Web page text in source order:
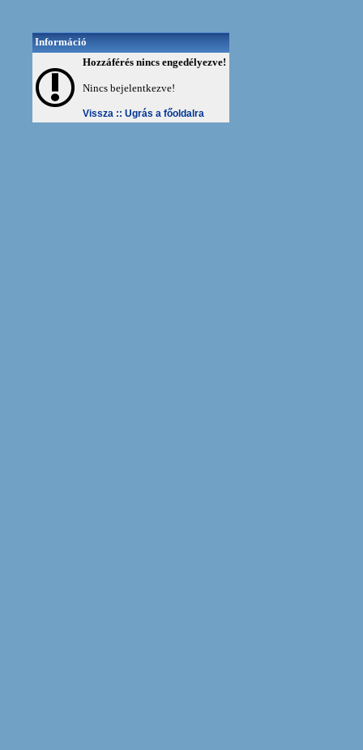
Információ
Hozzáférés nincs engedélyezve!
Nincs bejelentkezve!
Vissza :: Ugrás a főoldalra